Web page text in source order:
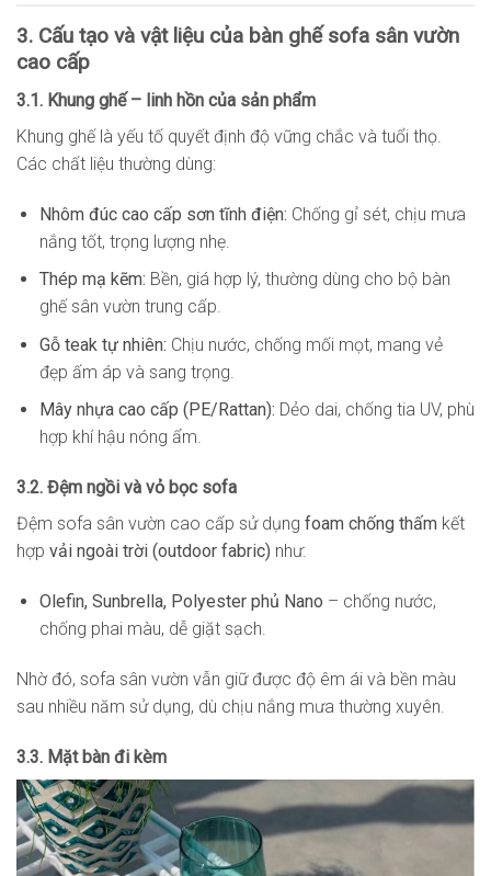
3. Cấu tạo và vật liệu của bàn ghế sofa sân vườn
cao cấp
3.1. Khung ghế – linh hồn của sản phẩm
Khung ghế là yếu tố quyết định độ vững chắc và tuổi thọ.
Các chất liệu thường dùng:
Nhôm đúc cao cấp sơn tĩnh điện: Chống gỉ sét, chịu mưa
nắng tốt, trọng lượng nhẹ.
Thép mạ kẽm: Bền, giá hợp lý, thường dùng cho bộ bàn
ghế sân vườn trung cấp.
Gỗ teak tự nhiên: Chịu nước, chống mối mọt, mang vẻ
đẹp ấm áp và sang trọng.
Mây nhựa cao cấp (PE/Rattan): Dẻo dai, chống tia UV, phù
hợp khí hậu nóng ẩm.
3.2. Đệm ngồi và vỏ bọc sofa
Đệm sofa sân vườn cao cấp sử dụng foam chống thấm kết
hợp vải ngoài trời (outdoor fabric) như:
Olefin, Sunbrella, Polyester phủ Nano – chống nước,
chống phai màu, dễ giặt sạch.
Nhờ đó, sofa sân vườn vẫn giữ được độ êm ái và bền màu
sau nhiều năm sử dụng, dù chịu nắng mưa thường xuyên.
3.3. Mặt bàn đi kèm